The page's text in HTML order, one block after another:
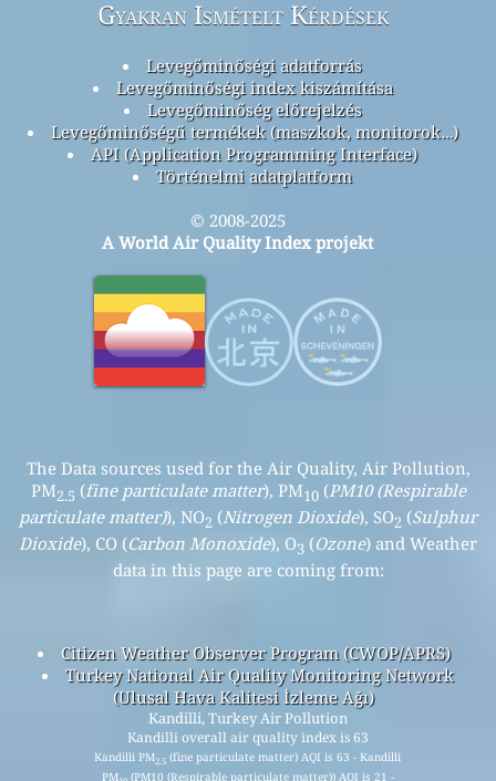
Gyakran Ismételt Kérdések
Levegőminőségi adatforrás
Levegőminőségi index kiszámítása
Levegőminőség előrejelzés
Levegőminőségű termékek (maszkok, monitorok…)
API (Application Programming Interface)
Történelmi adatplatform
© 2008-2025
A World Air Quality Index projekt
The Data sources used for the Air Quality, Air Pollution,
PM2.5 (fine particulate matter), PM10(PM10 (Respirable
particulate matter)), NO2 (Nitrogen Dioxide), SO2 (Sulphur
Dioxide), CO (Carbon Monoxide), O3 (Ozone) and Weather
data in this page are coming from:
Citizen Weather Observer Program (CWOP/APRS)
Turkey National Air Quality Monitoring Network
(Ulusal Hava Kalitesi İzleme Ağı)
Kandilli, Turkey Air Pollution
Kandilli overall air quality index is 63
Kandilli PM2.5 (fine particulate matter) AQI is 63 - Kandilli
PM (PM10 (Respirable particulate matter)) AQI is 21 -